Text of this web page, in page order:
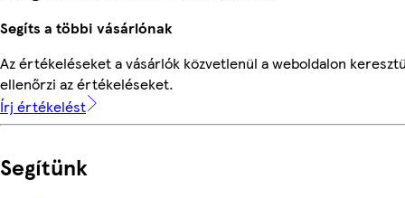
Segíts a többi vásárlónak
Az értékeléseket a vásárlók közvetlenül a weboldalon
ellenőrzi az értékeléseket.
Írj értékelést
Segítünk